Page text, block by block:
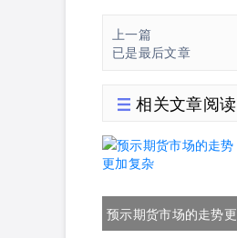
上一篇
已是最后文章
相关文章阅读
预示期货市场的走势更